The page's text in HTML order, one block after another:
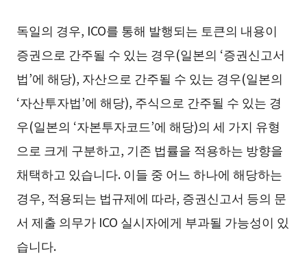
독일의 경우, ICO를 통해 발행되는 토큰의 내용이
증권으로 간주될 수 있는 경우(일본의 ‘증권신고서
법’에 해당), 자산으로 간주될 수 있는 경우(일본의
‘자산투자법’에 해당), 주식으로 간주될 수 있는 경
우(일본의 ‘자본투자코드’에 해당)의 세 가지 유형
으로 크게 구분하고, 기존 법률을 적용하는 방향을
채택하고 있습니다. 이들 중 어느 하나에 해당하는
경우, 적용되는 법규제에 따라, 증권신고서 등의 문
서 제출 의무가 ICO 실시자에게 부과될 가능성이 있
습니다.